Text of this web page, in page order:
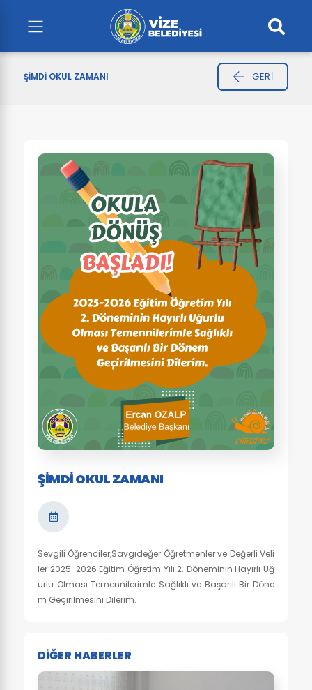
ŞIMDI OKUL ZAMANI GERI
ŞIMDI OKUL ZAMANI
Sevgili Öğrenciler,Saygıdeğer Öğretmenler ve Değerli Veli
ler 2025-2026 Eğitim Öğretim Yılı 2. Döneminin Hayırlı Uğ
urlu Olması Temennilerimle Sağlıklı ve Başarılı Bir Döne
m Geçirilmesini Dilerim.
DİĞER HABERLER